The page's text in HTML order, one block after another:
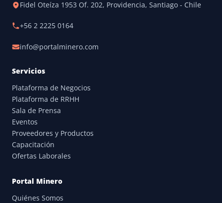
Fidel Oteíza 1953 Of. 202, Providencia, Santiago - Chile
+56 2 2225 0164
info@portalminero.com
Servicios
Plataforma de Negocios
Plataforma de RRHH
Sala de Prensa
Eventos
Proveedores y Productos
Capacitación
Ofertas Laborales
Portal Minero
Quiénes Somos